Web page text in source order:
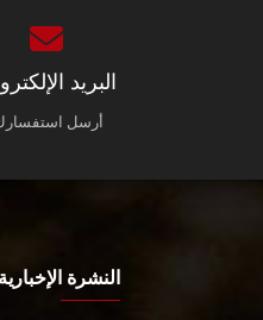
البريد
أرسل
النشرة الإخبارية